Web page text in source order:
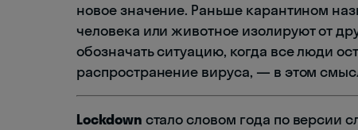
новое значение. Раньше карантином
человека или животное изолируют от
обозначать ситуацию, когда все люди
распространение вируса, — в этом
Lockdown стало словом года по версии